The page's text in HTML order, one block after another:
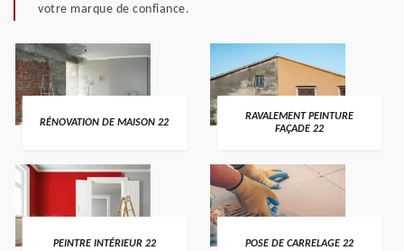
votre marque de confiance.
RÉNOVATION DE MAISON 22
RAVALEMENT PEINTURE
FAÇADE 22
PEINTRE INTÉRIEUR 22 POSE DE CARRELAGE 22